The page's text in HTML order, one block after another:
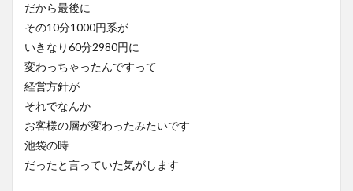
だから最後に
その10分1000円系が
いきなり60分2980円に
変わっちゃったんですって
経営方針が
それでなんか
お客様の層が変わったみたいです
池袋の時
だったと言っていた気がします